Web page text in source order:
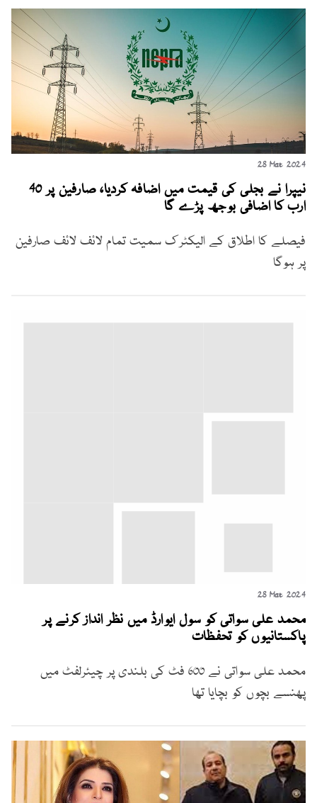
28 Mar 2024
نیپرا نے بجلی کی قیمت میں اضافہ کردیا، صارفین پر 40
ارب کا اضافی بوجھ پڑے گا
فیصلے کا اطلاق کے الیکٹرک سمیت تمام لائف لائف صارفین
پر ہوگا
28 Mar 2024
محمد علی سواتی کو سول ایوارڈ میں نظر انداز کرنے پر
پاکستانیوں کو تحفظات
محمد علی سواتی نے 600 فٹ کی بلندی پر چیئرلفٹ میں
پھنسے بچوں کو بچایا تھا